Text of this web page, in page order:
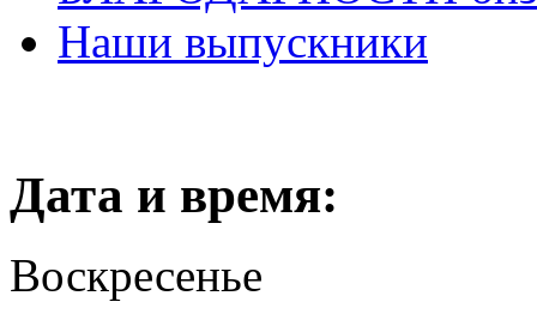
Наши выпускники
Дата и время:
Воскресенье